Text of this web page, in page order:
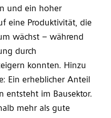
und ein hoher
eine Produktivität, die
wächst – während
durch
konnten. Hinzu
Ein erheblicher Anteil
entsteht im Bausektor.
mehr als gute